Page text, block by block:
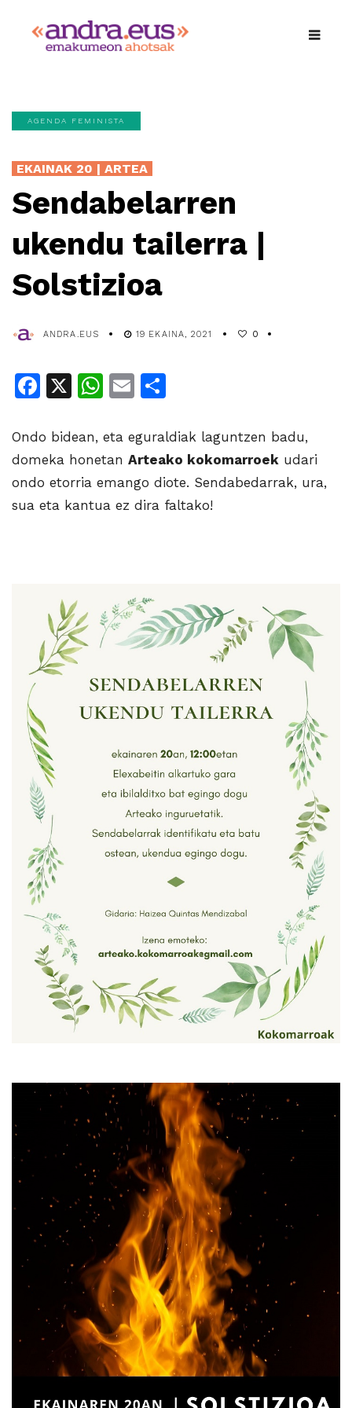
AGENDA FEMINISTA
EKAINAK 20 | ARTEA
Sendabelarren
ukendu tailerra |
Solstizioa
ANDRA.EUS 19 EKAINA, 2021 0
Facebook
X WhatsApp
Email
Ondo bidean, eta eguraldiak laguntzen badu,
domeka honetan Arteako kokomarroek udari
ondo etorria emango diote. Sendabedarrak, ura,
sua eta kantua ez dira faltako!